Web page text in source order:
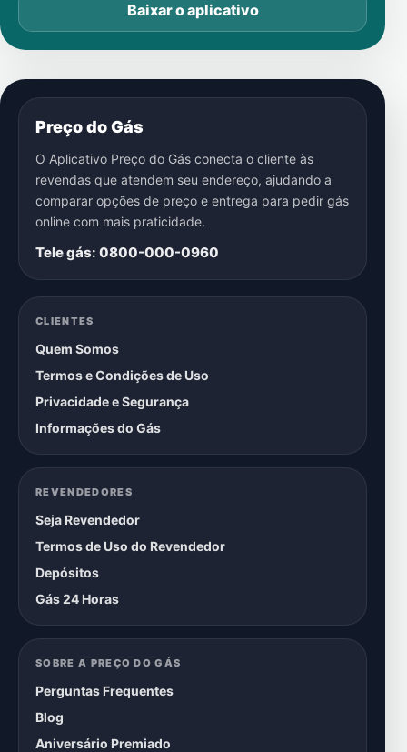
Baixar o aplicativo
Preço do Gás
O Aplicativo Preço do Gás conecta o cliente às
revendas que atendem seu endereço, ajudando a
comparar opções de preço e entrega para pedir gás
online com mais praticidade.
Tele gás: 0800-000-0960
CLIENTES
Quem Somos
Termos e Condições de Uso
Privacidade e Segurança
Informações do Gás
REVENDEDORES
Seja Revendedor
Termos de Uso do Revendedor
Depósitos
Gás 24 Horas
SOBRE A PREÇO DO GÁS
Perguntas Frequentes
Blog
Aniversário Premiado